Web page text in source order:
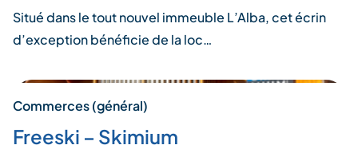
Situé dans le tout nouvel immeuble L’Alba, cet écrin
d’exception bénéficie de la loc…
Commerces (général)
Freeski – Skimium